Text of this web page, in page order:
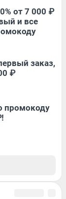
от 7 000 ₽
и все
заказ,
₽
промокоду